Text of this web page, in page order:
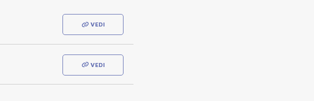
VEDI
VEDI